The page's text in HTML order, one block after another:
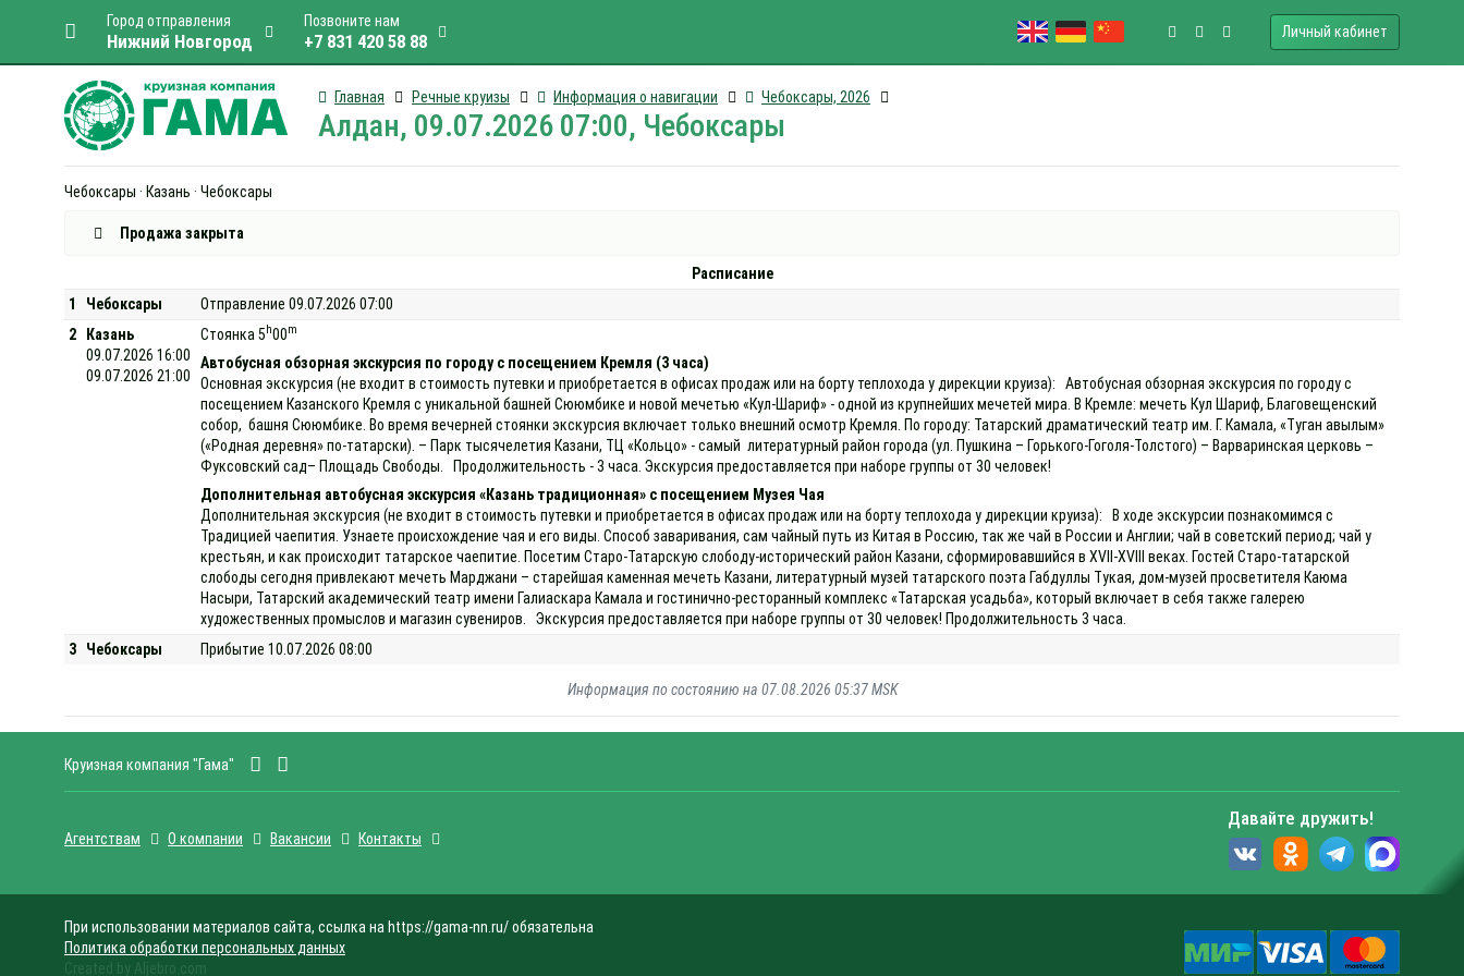
Город отправления
Нижний Новгород
Позвоните нам
+7 831 420 58 88 Личный кабинет
Главная Речные круизы Информация о навигации Чебоксары, 2026
Алдан, 09.07.2026 07:00, Чебоксары
Чебоксары · Казань · Чебоксары
Продажа закрыта
Расписание
1
Чебоксары
Отправление 09.07.2026 07:00
2
Казань
09.07.2026 16:00
09.07.2026 21:00
Стоянка 5 h00m
Автобусная обзорная экскурсия по городу с посещением Кремля (3 часа)
Основная экскурсия (не входит в стоимость путевки и приобретается в офисах продаж или на борту теплохода у дирекции круиза): Автобусная обзорная экскурсия по городу с
посещением Казанского Кремля с уникальной башней Сююмбике и новой мечетью «Кул-Шариф» - одной из крупнейших мечетей мира. В Кремле: мечеть Кул Шариф, Благовещенский
собор, башня Сююмбике. Во время вечерней стоянки экскурсия включает только внешний осмотр Кремля. По городу: Татарский драматический театр им. Г. Камала, «Туган авылым»
(«Родная деревня» по-татарски). – Парк тысячелетия Казани, ТЦ «Кольцо» - самый литературный район города (ул. Пушкина – Горького-Гоголя-Толстого) – Варваринская церковь –
Фуксовский сад– Площадь Свободы. Продолжительность - 3 часа. Экскурсия предоставляется при наборе группы от 30 человек!
Дополнительная автобусная экскурсия «Казань традиционная» с посещением Музея Чая
Дополнительная экскурсия (не входит в стоимость путевки и приобретается в офисах продаж или на борту теплохода у дирекции круиза): В ходе экскурсии познакомимся с
Традицией чаепития. Узнаете происхождение чая и его виды. Способ заваривания, сам чайный путь из Китая в Россию, так же чай в России и Англии; чай в советский период; чай у
крестьян, и как происходит татарское чаепитие. Посетим Старо-Татарскую слободу-исторический район Казани, сформировавшийся в XVII-XVIII веках. Гостей Старо-татарской
слободы сегодня привлекают мечеть Марджани – старейшая каменная мечеть Казани, литературный музей татарского поэта Габдуллы Тукая, дом-музей просветителя Каюма
Насыри, Татарский академический театр имени Галиаскара Камала и гостинично-ресторанный комплекс «Татарская усадьба», который включает в себя также галерею
художественных промыслов и магазин сувениров. Экскурсия предоставляется при наборе группы от 30 человек! Продолжительность 3 часа.
3
Чебоксары Прибытие 10.07.2026 08:00
Информация по состоянию на 07.08.2026 05:37 MSK
Круизная компания "Гама"
Агентствам О компании Вакансии Контакты
Давайте дружить!
При использовании материалов сайта, ссылка на https://gama-nn.ru/ обязательна
Политика обработки персональных данных
Created by Aljebro.com